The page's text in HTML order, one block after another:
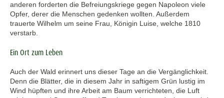
anderen forderten die Befreiungskriege gegen Napoleon viele
Opfer, derer die Menschen gedenken wollten. Außerdem
trauerte Wilhelm um seine Frau, Königin Luise, welche 1810
verstarb.
Ein Ort zum Leben
Auch der Wald erinnert uns dieser Tage an die Vergänglichkeit.
Denn die Blätter, die in diesem Jahr in saftigem Grün lustig im
Wind hüpften und ihre Arbeit am Baum verrichteten, die Luft